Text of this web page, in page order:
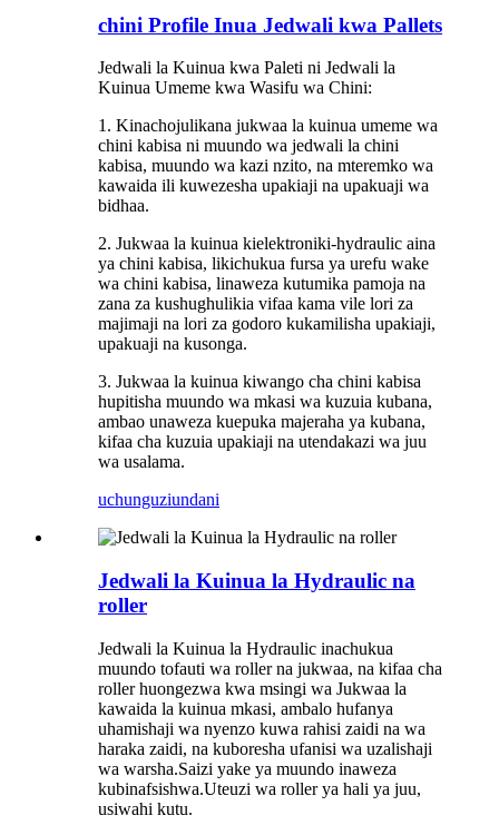
chini Profile Inua Jedwali kwa Pallets
Jedwali la Kuinua kwa Paleti ni Jedwali la
Kuinua Umeme kwa Wasifu wa Chini:
1. Kinachojulikana jukwaa la kuinua umeme wa
chini kabisa ni muundo wa jedwali la chini
kabisa, muundo wa kazi nzito, na mteremko wa
kawaida ili kuwezesha upakiaji na upakuaji wa
bidhaa.
2. Jukwaa la kuinua kielektroniki-hydraulic aina
ya chini kabisa, likichukua fursa ya urefu wake
wa chini kabisa, linaweza kutumika pamoja na
zana za kushughulikia vifaa kama vile lori za
majimaji na lori za godoro kukamilisha upakiaji,
upakuaji na kusonga.
3. Jukwaa la kuinua kiwango cha chini kabisa
hupitisha muundo wa mkasi wa kuzuia kubana,
ambao unaweza kuepuka majeraha ya kubana,
kifaa cha kuzuia upakiaji na utendakazi wa juu
wa usalama.
uchunguziundani
Jedwali la Kuinua la Hydraulic na
roller
Jedwali la Kuinua la Hydraulic inachukua
muundo tofauti wa roller na jukwaa, na kifaa cha
roller huongezwa kwa msingi wa Jukwaa la
kawaida la kuinua mkasi, ambalo hufanya
uhamishaji wa nyenzo kuwa rahisi zaidi na wa
haraka zaidi, na kuboresha ufanisi wa uzalishaji
wa warsha.Saizi yake ya muundo inaweza
kubinafsishwa.Uteuzi wa roller ya hali ya juu,
usiwahi kutu.